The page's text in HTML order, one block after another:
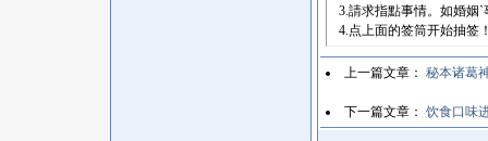
3.請求指點事情。如婚姻ˋ
4.点上面的签筒开始抽签
上一篇文章： 秘本诸葛
下一篇文章： 饮食口味